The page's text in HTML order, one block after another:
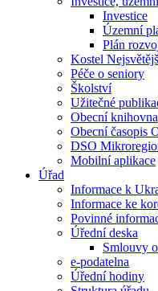
Investice
Územní
Plán
Kostel
Péče o seniory
Školství
Užitečné
Obecní knihovna
Obecní časopis
DSO
Mobilní aplikace
Úřad
Informace k
Informace ke
Povinné
Úřední deska
Smlouvy
e-podatelna
Úřední hodiny